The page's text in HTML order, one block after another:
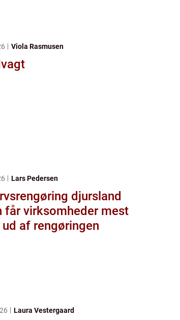
Viola Rasmusen
Lars Pedersen
djursland
får virksomheder mest
af rengøringen
Laura Vestergaard